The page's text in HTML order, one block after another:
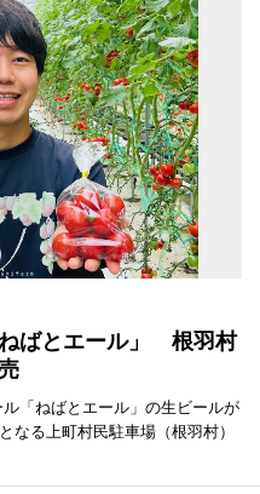
ばとエール」 根羽村
「ねばとエール」の生ビールが
なる上町村民駐車場（根羽村）